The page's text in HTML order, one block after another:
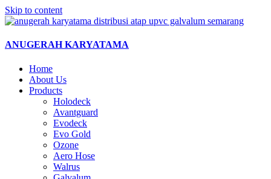
Skip to content
ANUGERAH KARYATAMA
Home
About Us
Products
Holodeck
Avantguard
Evodeck
Evo Gold
Ozone
Aero Hose
Walrus